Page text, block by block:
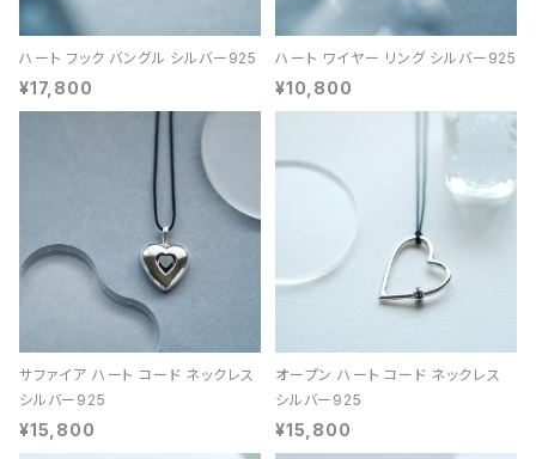
ハート フック バングル シルバー925
¥17,800
ハート ワイヤー リング シルバー925
¥10,800
サファイア ハート コード ネックレス
シルバー925
¥15,800
オープン ハート コード ネックレス
シルバー925
¥15,800